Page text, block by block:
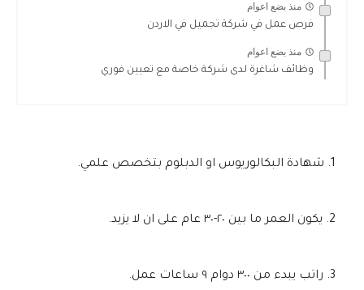
منذ بضع اعوام
فرص عمل في شركة تجميل في الاردن
منذ بضع اعوام
وظائف شاغرة لدى شركة خاصة مع تعيين فوري
شهادة البكالوريوس او الدبلوم بتخصص علمي.
يكون العمر ما بين ٢٠-٣٠ عام على ان لا يزيد.
راتب يبدء من ٣٠٠ دوام ٩ ساعات عمل.